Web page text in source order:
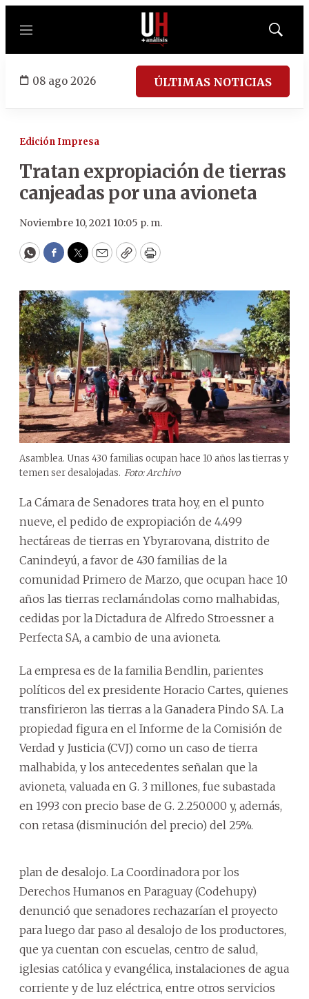
Menú
Mostrar
08 ago 2026 ÚLTIMAS NOTICIAS
Edición Impresa
Tratan expropiación de tierras
canjeadas por una avioneta
Noviembre 10, 2021 10:05 p. m.
WhatsApp
Facebook
Twitter
EmailCopyPrint
Asamblea. Unas 430 familias ocupan hace 10 años las tierras y
temen ser desalojadas. Foto: Archivo
La Cámara de Senadores trata hoy, en el punto
nueve, el pedido de expropiación de 4.499
hectáreas de tierras en Ybyrarovana, distrito de
Canindeyú, a favor de 430 familias de la
comunidad Primero de Marzo, que ocupan hace 10
años las tierras reclamándolas como malhabidas,
cedidas por la Dictadura de Alfredo Stroessner a
Perfecta SA, a cambio de una avioneta.
La empresa es de la familia Bendlin, parientes
políticos del ex presidente Horacio Cartes, quienes
transfirieron las tierras a la Ganadera Pindo SA. La
propiedad figura en el Informe de la Comisión de
Verdad y Justicia (CVJ) como un caso de tierra
malhabida, y los antecedentes señalan que la
avioneta, valuada en G. 3 millones, fue subastada
en 1993 con precio base de G. 2.250.000 y, además,
con retasa (disminución del precio) del 25%.
plan de desalojo. La Coordinadora por los
Derechos Humanos en Paraguay (Codehupy)
denunció que senadores rechazarían el proyecto
para luego dar paso al desalojo de los productores,
que ya cuentan con escuelas, centro de salud,
iglesias católica y evangélica, instalaciones de agua
corriente y de luz eléctrica, entre otros servicios